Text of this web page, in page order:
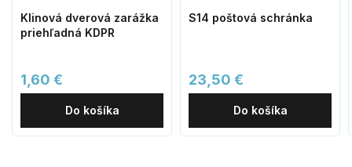
Klinová dverová zarážka
priehľadná KDPR
1,60 €
Do košíka
S14 poštová schránka
23,50 €
Do košíka